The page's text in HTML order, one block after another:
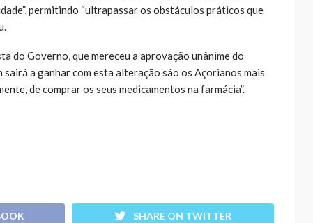
permitindo “ultrapassar os obstáculos práticos que
do Governo, que mereceu a aprovação unânime do
sairá a ganhar com esta alteração são os Açorianos mais
de comprar os seus medicamentos na farmácia”.
SHARE ON TWITTER